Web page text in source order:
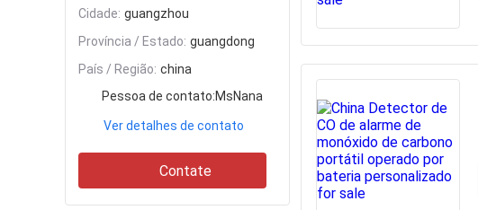
Cidade: guangzhou
Província / Estado: guangdong
País / Região: china
Pessoa de contato:MsNana
Ver detalhes de contato
Contate